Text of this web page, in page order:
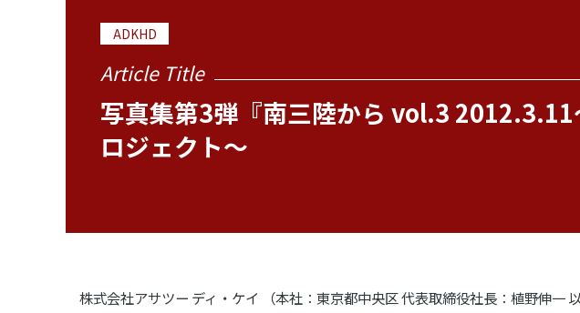
ADKHD
Article Title
写真集第3弾『南三陸から vol.3
ロジェクト～
株式会社アサツー ディ・ケイ （本社：東京都中央区 代表取締役社長：植野伸一